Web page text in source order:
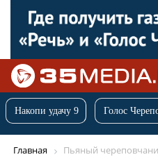
Накопи удачу 9 Голос
Главная Пьяный